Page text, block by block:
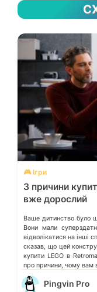
🎮 Ігри
3 причини
вже дорослий
Ваше дитинство було
Вони мали
відволікатися на інші
сказав, що цей
купити LEGO в
про причини, чому вам
Pingvin Pro